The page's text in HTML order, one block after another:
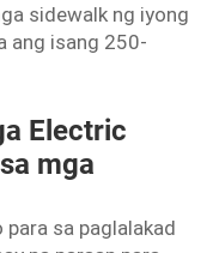
sidewalk ng iyong
ang isang 250-
Electric
mga
sa paglalakad